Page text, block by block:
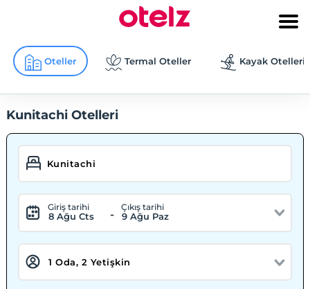
Oteller Termal Oteller Kayak Otelleri
Kunitachi Otelleri
Giriş tarihi
8 Ağu Cts -
Çıkış tarihi
9 Ağu Paz